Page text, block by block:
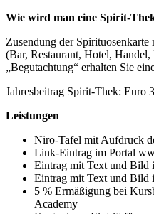
Wie wird man eine Spirit-
Zusendung der
(Bar, Restaurant, Hotel,
„Begutachtung“ erhalten Sie
Jahresbeitrag Spirit-Thek: Euro
Leistungen
Niro-Tafel mit Aufdruck
Link-Eintrag im Portal
Eintrag mit Text und Bild
Eintrag mit Text und Bild
5 % Ermäßigung bei
Academy